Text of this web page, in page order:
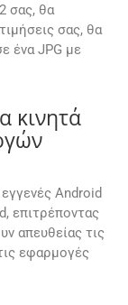
σας, θα
σας, θα
ένα JPG με
κινητά
Android
επιτρέποντας
απευθείας τις
εφαρμογές